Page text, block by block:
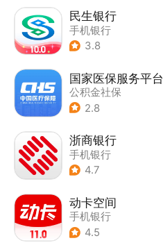
民生银行
手机银行
3.8
国家医保服务平台
公积金社保
2.8
浙商银行
手机银行
4.7
动卡空间
手机银行
4.5